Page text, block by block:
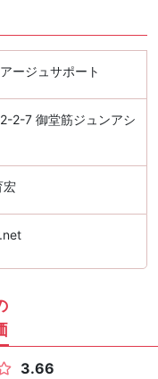
ージュサポート
2-7 御堂筋ジュンアシ
宏
3.66